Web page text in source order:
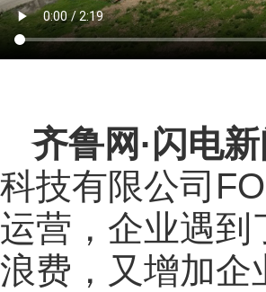
齐鲁网 ·闪电
科技有限公司
运营，企业遇到
浪费，又增加企